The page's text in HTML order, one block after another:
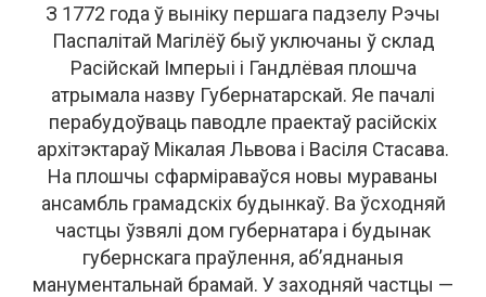
З 1772 года ў выніку першага падзелу Рэчы
Паспалітай Магілёў быў уключаны ў склад
Расійскай Імперыі і Гандлёвая плошча
атрымала назву Губернатарскай. Яе пачалі
перабудоўваць паводле праектаў расійскіх
архітэктараў Мікалая Львова і Васіля Стасава.
На плошчы сфарміраваўся новы мураваны
ансамбль грамадскіх будынкаў. Ва ўсходняй
частцы ўзвялі дом губернатара і будынак
губернскага праўлення, аб’яднаныя
манументальнай брамай. У заходняй частцы —